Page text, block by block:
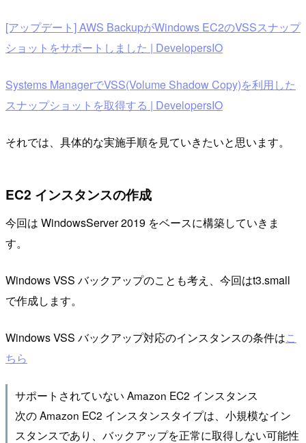
[アップデート] AWS BackupがWindows EC2のVSSスナップ
ショットをサポートしました | DevelopersIO
Systems ManagerでVSS(Volume Shadow Copy)を利用した
スナップショットを取得する | DevelopersIO
それでは、具体的な実施手順を見ていきたいと思います。
EC2 インスタンスの作成
今回は WindowsServer 2019 をベースに構築していきま
す。
Windows VSS バックアップのことも考え、今回はt3.small
で作成します。
Windows VSS バックアップ対応のインスタンスの条件はこ
ちら
サポートされていない Amazon EC2 インスタンス
次の Amazon EC2 インスタンスタイプは、小規模なイン
スタンスであり、バックアップを正常に取得しない可能性